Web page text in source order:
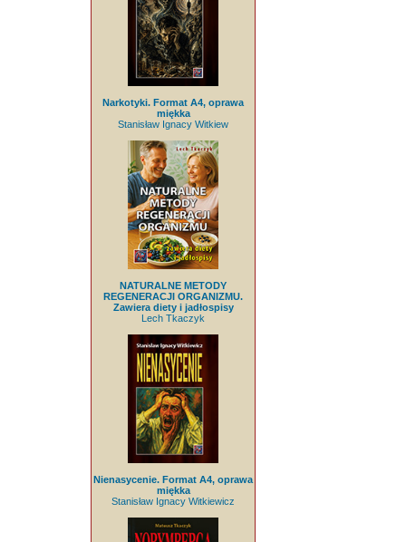
Narkotyki. Format A4, oprawa
miękka
Stanisław Ignacy Witkiew
NATURALNE METODY
REGENERACJI ORGANIZMU.
Zawiera diety i jadłospisy
Lech Tkaczyk
Nienasycenie. Format A4, oprawa
miękka
Stanisław Ignacy Witkiewicz